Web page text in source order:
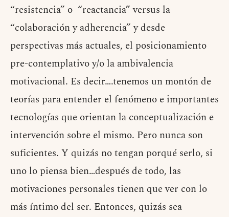
“resistencia” o “reactancia” versus la
“colaboración y adherencia” y desde
perspectivas más actuales, el posicionamiento
pre-contemplativo y/o la ambivalencia
motivacional. Es decir….tenemos un montón de
teorías para entender el fenómeno e importantes
tecnologías que orientan la conceptualización e
intervención sobre el mismo. Pero nunca son
suficientes. Y quizás no tengan porqué serlo, si
uno lo piensa bien…después de todo, las
motivaciones personales tienen que ver con lo
más íntimo del ser. Entonces, quizás sea